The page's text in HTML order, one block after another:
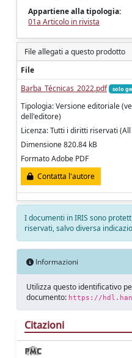
Appartiene alla tipologia:
01a Articolo in rivista
File allegati a questo prodotto
File
Barba_Técnicas_2022.pdf
solo
Tipologia: Versione editoriale
dell'editore)
Licenza: Tutti i diritti riservati
Dimensione 820.84 kB
Formato Adobe PDF
Contatta l'autore
I documenti in IRIS sono
riservati, salvo diversa
Informazioni
Utilizza questo identificativo
documento: https://
Citazioni